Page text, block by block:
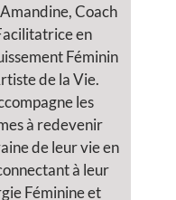
Coach
en
Féminin
de la Vie.
les
à redevenir
de leur vie en
à leur
Féminine et